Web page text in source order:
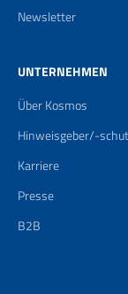
Newsletter
UNTERNEHMEN
Über Kosmos
Hinweisgeber/-
Karriere
Presse
B2B